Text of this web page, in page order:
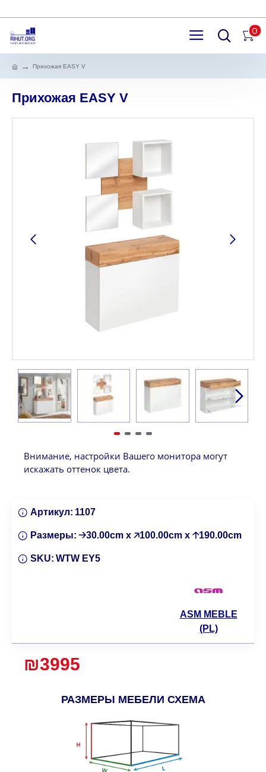
0
Прихожая EASY V
Прихожая EASY V
Внимание, настройки Вашего монитора могут
искажать оттенок цвета.
РАЗМЕРЫ МЕБЕЛИ СХЕМА
₪3995
Артикул: 1107
Размеры: 🡢30.00cm x 🡥100.00cm x 🡡190.00cm
SKU: WTW EY5
ASM MEBLE
(PL)